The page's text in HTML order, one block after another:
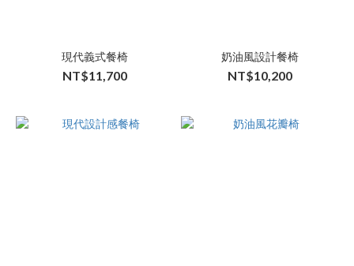
現代義式餐椅
NT$11,700
奶油風設計餐椅
NT$10,200